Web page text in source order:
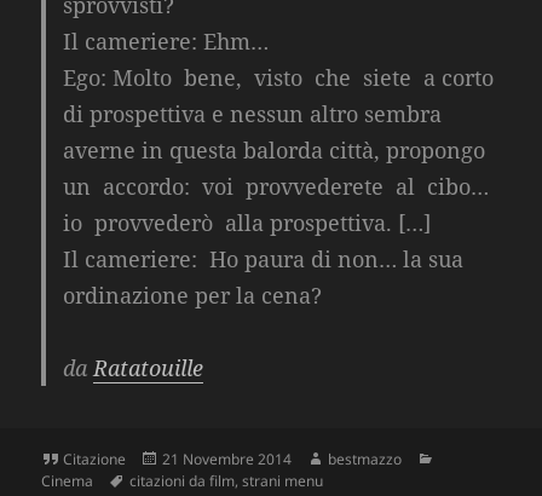
Il cameriere: Ehm…
Ego: Molto bene, visto che siete a corto
di prospettiva e nessun altro sembra
averne in questa balorda città, propongo
un accordo: voi provvederete al cibo…
io provvederò alla prospettiva. […]
Il cameriere: Ho paura di non… la sua
ordinazione per la cena?
daRatatouille
Formato
Citazione
Scritto
il
21 Novembre 2014 Autore
bestmazzo
Cinema
Tag
citazioni da film,strani menu